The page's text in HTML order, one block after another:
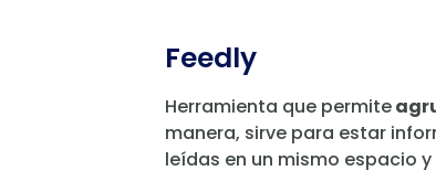
Feedly
Herramienta que permite
manera, sirve para estar
leídas en un mismo espacio